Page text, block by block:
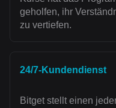
geholfen, ihr
zu vertiefen.
24/7-Kundendienst
Bitget stellt einen